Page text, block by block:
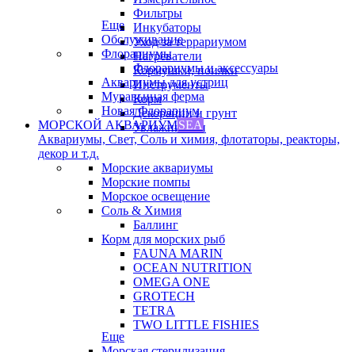
Фильтры
Инкубаторы
Уход за террариумом
Нагреватели
Кормушки, поилки
Инструменты
Корм
Декорации и грунт
Увлажнители
Еще
Обслуживание
Флорариумы
Флорариумы и аксессуары
Аквариумы для устриц
Муравьиная ферма
Новая Флорариум
МОРСКОЙ АКВАРИУМSEA
Аквариумы, Свет, Соль и химия, флотаторы, реакторы,
декор и т.д.
Морские аквариумы
Морские помпы
Морское освещение
Соль & Химия
Баллинг
Корм для морских рыб
FAUNA MARIN
OCEAN NUTRITION
OMEGA ONE
GROTECH
TETRA
TWO LITTLE FISHIES
Еще